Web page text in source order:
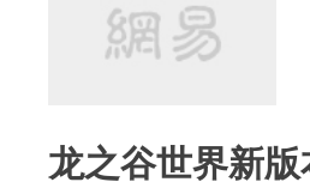
龙之谷世界新